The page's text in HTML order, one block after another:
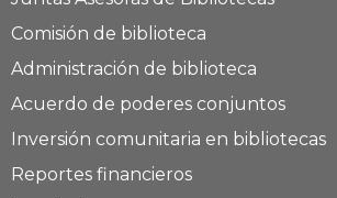
Comisión de biblioteca
Administración de biblioteca
Acuerdo de poderes conjuntos
Inversión comunitaria en bibliotecas
Reportes financieros